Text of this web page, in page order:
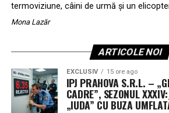
termoviziune, câini de urmă şi un
Mona Lazăr
ARTICOLE NOI
EXCLUSIV 15 ore ago
IPJ PRAHOVA S.R.L. –
CADRE”, SEZONUL
„IUDA” CU BUZA